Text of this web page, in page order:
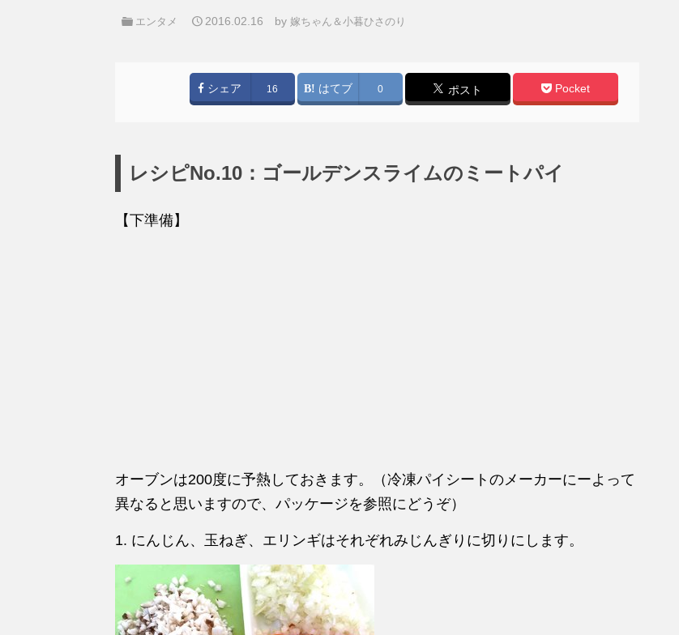
エンタメ 2016.02.16 by 嫁ちゃん＆小暮ひさのり
シェア 16 はてブ 0 ポスト Pocket
レシピNo.10：ゴールデンスライムのミートパイ
【下準備】
オーブンは200度に予熱しておきます。（冷凍パイシートのメーカーにーよって
異なると思いますので、パッケージを参照にどうぞ）
1. にんじん、玉ねぎ、エリンギはそれぞれみじんぎりに切りにします。